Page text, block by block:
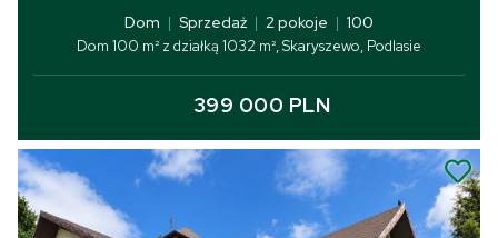
Dom | Sprzedaż | 2 pokoje | 100
Dom 100 m² z działką 1032 m², Skaryszewo, Podlasie
399 000 PLN